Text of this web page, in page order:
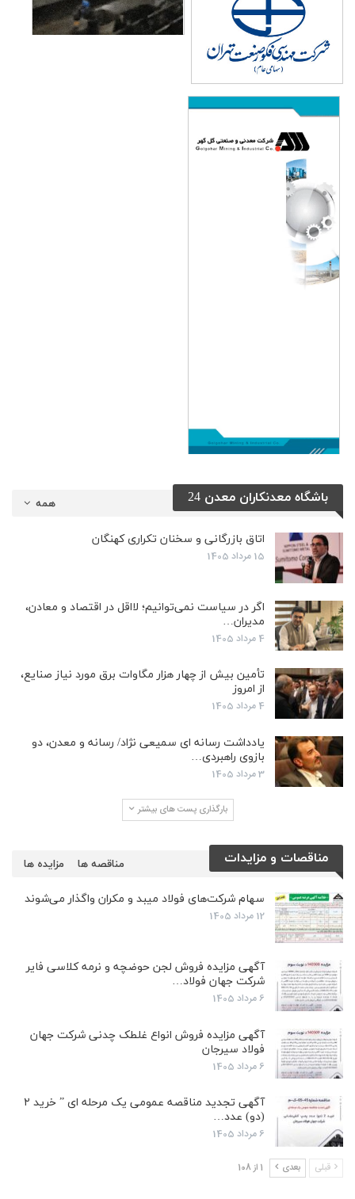
همه باشگاه معدنکاران معدن 24
اتاق بازرگانی و سخنان تکراری کهنگان
15 مرداد 1405
اگر در سیاست نمی‌توانیم؛ لااقل در اقتصاد و معادن،
مدیران…
4 مرداد 1405
تأمین بیش از چهار هزار مگاوات برق مورد نیاز صنایع،
از امروز
4 مرداد 1405
یادداشت رسانه ای سمیعی نژاد/ رسانه و معدن، دو
بازوی راهبردی…
3 مرداد 1405
بارگذاری پست های بیشتر
مناقصات و مزایدات مزایده ها مناقصه ها
سهام شرکت‌های فولاد میبد و مکران واگذار می‌شوند
12 مرداد 1405
آگهی مزایده فروش لجن حوضچه و نرمه کلاسی فایر
شرکت جهان فولاد…
6 مرداد 1405
آگهی مزایده فروش انواع غلطک چدنی شرکت جهان
فولاد سیرجان
6 مرداد 1405
آگهی تجدید مناقصه عمومی یک مرحله ای ” خرید ۲
(دو) عدد…
6 مرداد 1405
قبلی بعدی 1 از 108